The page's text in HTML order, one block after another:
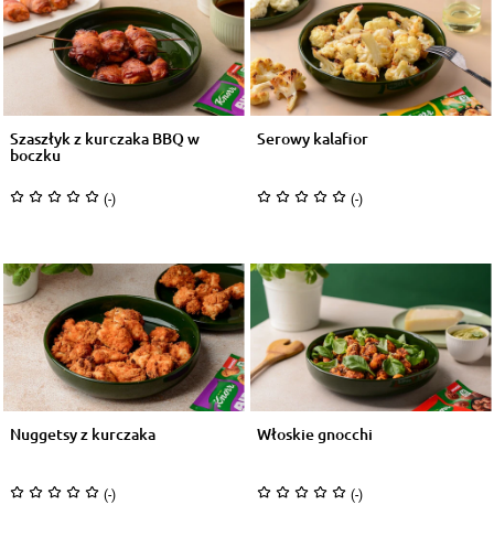
Szaszłyk z kurczaka BBQ w
boczku
(-)
Serowy kalafior
(-)
Nuggetsy z kurczaka
(-)
Włoskie gnocchi
(-)